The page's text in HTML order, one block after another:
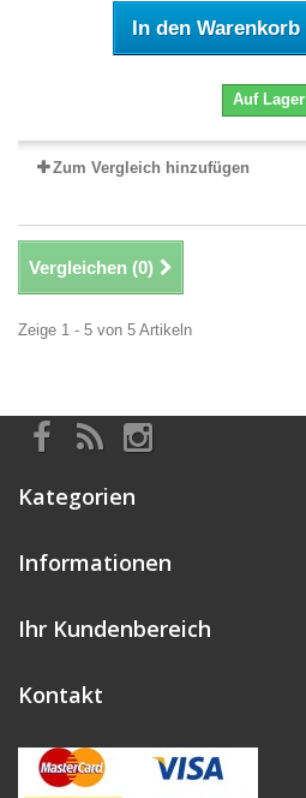
In den Warenkorb
Auf Lager
Zum Vergleich hinzufügen
Vergleichen (0)
Zeige 1 - 5 von 5 Artikeln
Kategorien
Informationen
Ihr Kundenbereich
Kontakt